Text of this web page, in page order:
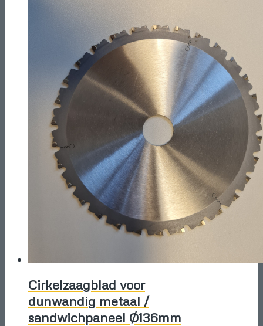
Cirkelzaagblad voor
dunwandig metaal /
sandwichpaneel Ø136mm